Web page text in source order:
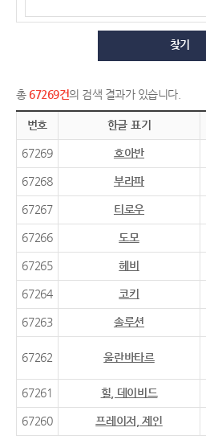
찾기
총 67269건의 검색 결과가 있습니다.
번호 한글 표기
67269 호아반
67268 부라파
67267 티로우
67266 도모
67265 헤비
67264 코키
67263 솔루션
67262 울란바타르
67261 힐, 데이비드
67260 프레이저, 제인